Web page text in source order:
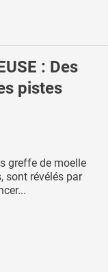
: Des
pistes
greffe de moelle
sont révélés par